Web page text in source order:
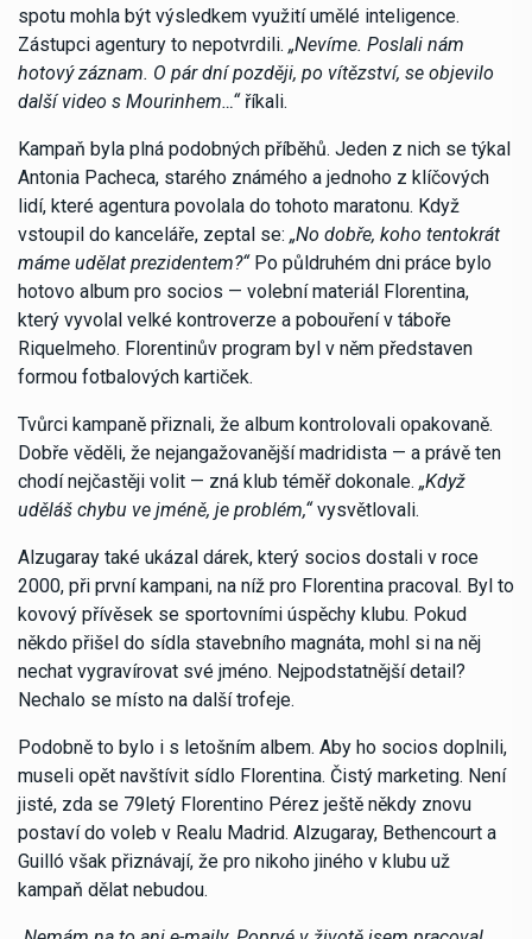
spotu mohla být výsledkem využití umělé inteligence.
Zástupci agentury to nepotvrdili. „Nevíme. Poslali nám
hotový záznam. O pár dní později, po vítězství, se objevilo
další video s Mourinhem…“říkali.
Kampaň byla plná podobných příběhů. Jeden z nich se týkal
Antonia Pacheca, starého známého a jednoho z klíčových
lidí, které agentura povolala do tohoto maratonu. Když
vstoupil do kanceláře, zeptal se: „No dobře, koho tentokrát
máme udělat prezidentem?“Po půldruhém dni práce bylo
hotovo album pro socios — volební materiál Florentina,
který vyvolal velké kontroverze a pobouření v táboře
Riquelmeho. Florentinův program byl v něm představen
formou fotbalových kartiček.
Tvůrci kampaně přiznali, že album kontrolovali opakovaně.
Dobře věděli, že nejangažovanější madridista — a právě ten
chodí nejčastěji volit — zná klub téměř dokonale. „Když
uděláš chybu ve jméně, je problém,“vysvětlovali.
Alzugaray také ukázal dárek, který socios dostali v roce
2000, při první kampani, na níž pro Florentina pracoval. Byl to
kovový přívěsek se sportovními úspěchy klubu. Pokud
někdo přišel do sídla stavebního magnáta, mohl si na něj
nechat vygravírovat své jméno. Nejpodstatnější detail?
Nechalo se místo na další trofeje.
Podobně to bylo i s letošním albem. Aby ho socios doplnili,
museli opět navštívit sídlo Florentina. Čistý marketing. Není
jisté, zda se 79letý Florentino Pérez ještě někdy znovu
postaví do voleb v Realu Madrid. Alzugaray, Bethencourt a
Guilló však přiznávají, že pro nikoho jiného v klubu už
kampaň dělat nebudou.